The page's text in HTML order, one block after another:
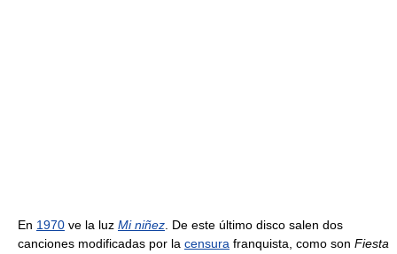
En 1970 ve la luz Mi niñez. De este último disco salen dos
canciones modificadas por la censura franquista, como son Fiesta